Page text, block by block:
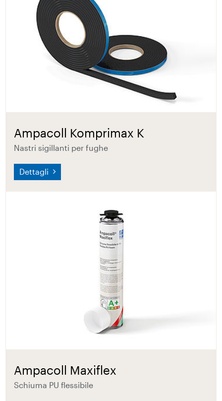
Ampacoll Komprimax K
Nastri sigillanti per fughe
Dettagli
Ampacoll Maxiflex
Schiuma PU flessibile